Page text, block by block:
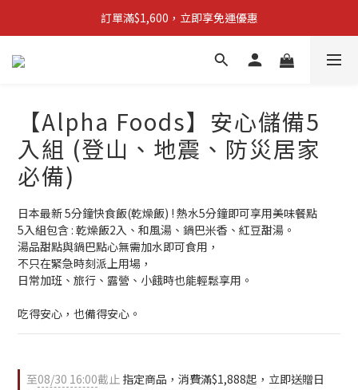
【新品上市】拋棄型簡易廁所 防災必備!
訂單滿$1,600，立即享免運優惠
【新品上市】拋棄型簡易廁所 防災必備!
【Alpha Foods】安心儲備5
入組 (登山、地震、防災居家
必備)
日本最新 5分鐘快食飯(乾燥飯) ! 熱水5分鐘即可享用美味餐點
5入組包含 : 乾燥飯2入、和風湯、鍋巴米香、紅豆甜湯。
湯品甜點與鍋巴點心無需加水即可食用，
不只在緊急時刻派上用場，
日常加班、旅行、露營、小餓時也能輕鬆享用。
吃得安心，也備得安心。
至08/30 16:00截止 指定商品，消費滿$1,888起，立即送贈日